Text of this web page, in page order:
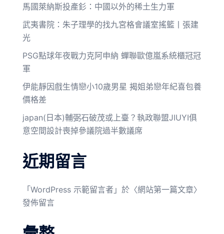
馬國萊納斯投產釤：中國以外的稀土生力軍
武夷書院：朱子理學的找九宮格會議室搖籃丨張建
光
PSG點球年夜戰力克阿申納 蟬聯歐億嵐系統櫃冠冠
軍
伊能靜因戲生情戀小10歲男星 揭姐弟戀年紀喜包養
價格差
japan(日本)輔弼石破茂或上臺？執政聯盟JIUYI俱
意空間設計喪掉參議院過半數議席
近期留言
「 WordPress 示範留言者 」於〈網站第一篇文章〉
發佈留言